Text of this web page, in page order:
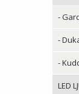
-
-
-
LED